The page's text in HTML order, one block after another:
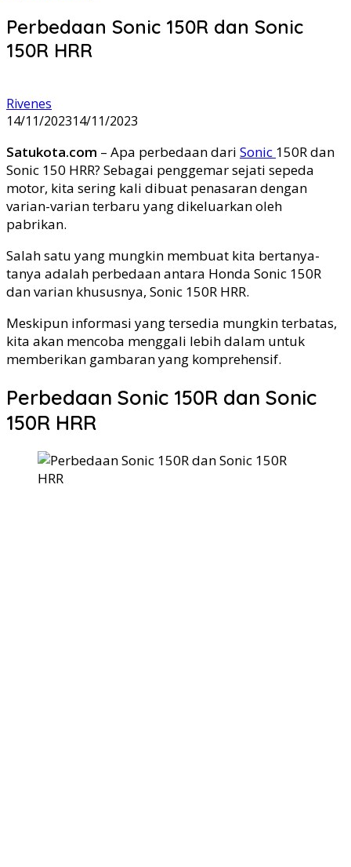
Perbedaan Sonic 150R dan Sonic
150R HRR
Rivenes
14/11/202314/11/2023
Satukota.com – Apa perbedaan dari Sonic 150R dan
Sonic 150 HRR? Sebagai penggemar sejati sepeda
motor, kita sering kali dibuat penasaran dengan
varian-varian terbaru yang dikeluarkan oleh
pabrikan.
Salah satu yang mungkin membuat kita bertanya-
tanya adalah perbedaan antara Honda Sonic 150R
dan varian khususnya, Sonic 150R HRR.
Meskipun informasi yang tersedia mungkin terbatas,
kita akan mencoba menggali lebih dalam untuk
memberikan gambaran yang komprehensif.
Perbedaan Sonic 150R dan Sonic
150R HRR